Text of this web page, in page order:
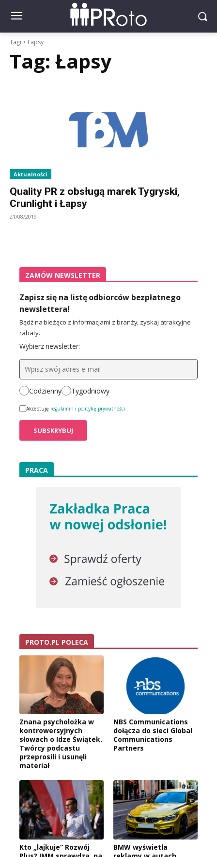
Tagi Łapsy
Tag: Łapsy
Aktualności
Quality PR z obsługą marek Tygryski,
Crunlight i Łapsy
21/08/2019
ZAMÓW NEWSLETTER
Zapisz się na listę odbiorców bezpłatnego
newslettera!
Bądź na bieżąco z informacjami z branży, zyskaj atrakcyjne
rabaty.
Wybierz newsletter:
Codzienny Tygodniowy
Akceptuję regulamin i politykę prywatności
PRACA
PROTO.PL POLECA
Znana psycholożka w
kontrowersyjnych
słowach o Idze Świątek.
Twórcy podcastu
przeprosili i usunęli
materiał
NBS Communications
dołącza do sieci Global
Communications
Partners
Kto „lajkuje” Rozwój
BMW wyświetla